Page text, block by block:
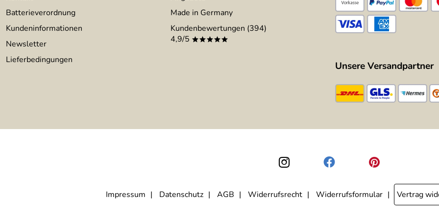
Batterieverordnung
Kundeninformationen
Newsletter
Lieferbedingungen
Made in Germany
Kundenbewertungen (394)
4,9/5 *****
Unsere Versandpartner
Impressum Datenschutz AGB Widerrufsrecht Widerrufsformular Vertrag